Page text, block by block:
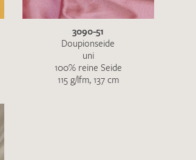
3090-51
Doupionseide
uni
100% reine Seide
115 g/lfm, 137 cm